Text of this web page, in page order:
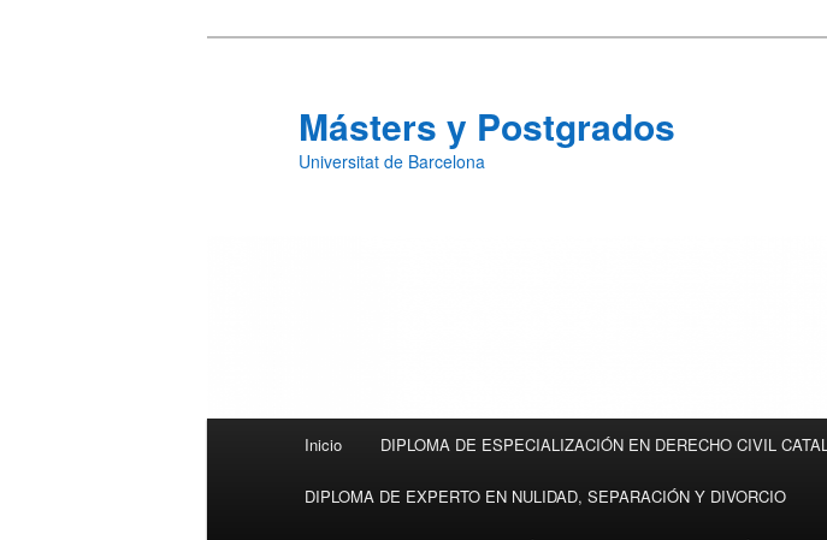
Másters y Postgrados
Universitat de Barcelona
Ir al contenido principal
Ir al contenido secundario
Inicio DIPLOMA DE ESPECIALIZACIÓN EN DERECHO CIVIL
DIPLOMA DE EXPERTO EN NULIDAD, SEPARACIÓN Y DIVORCIO